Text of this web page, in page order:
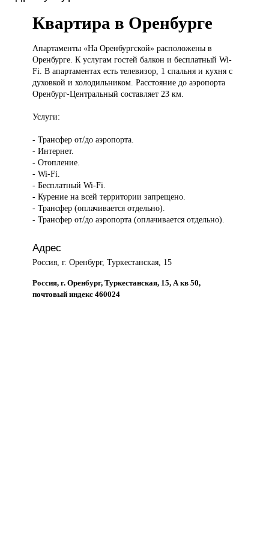
Квартира в Оренбурге
Апартаменты «НаОренбургской» расположены в
Оренбурге. К услугам гостей балкон и бесплатный Wi-
Fi. В апартаментах есть телевизор, 1 спальня и кухня с
духовкой и холодильником. Расстояние до аэропорта
Оренбург-Центральный составляет 23 км.
Услуги:
- Трансфер от/до аэропорта.
- Интернет.
- Отопление.
- Wi-Fi.
- Бесплатный Wi-Fi.
- Курение на всей территории запрещено.
- Трансфер (оплачивается отдельно).
- Трансфер от/до аэропорта (оплачивается отдельно).
Адрес
Россия, г. Оренбург, Туркестанская, 15
Россия, г. Оренбург, Туркестанская, 15, А кв 50,
почтовый индекс 460024